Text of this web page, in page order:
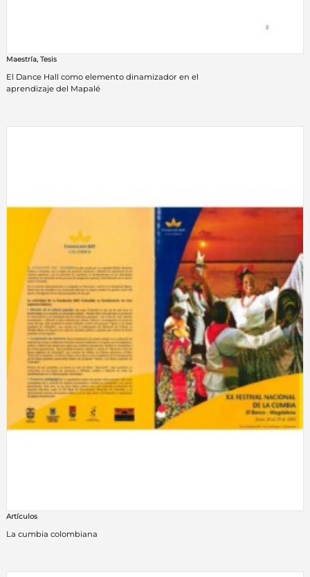
Maestría, Tesis
El Dance Hall como elemento dinamizador en el
aprendizaje del Mapalé
Artículos
La cumbia colombiana